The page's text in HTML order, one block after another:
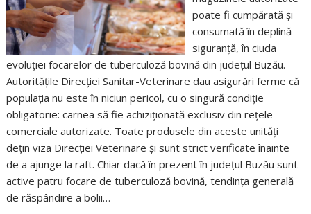
poate fi cumpărată și
consumată în deplină
siguranță, în ciuda
evoluției focarelor de tuberculoză bovină din județul Buzău.
Autoritățile Direcției Sanitar-Veterinare dau asigurări ferme că
populația nu este în niciun pericol, cu o singură condiție
obligatorie: carnea să fie achiziționată exclusiv din rețele
comerciale autorizate. Toate produsele din aceste unități
dețin viza Direcției Veterinare și sunt strict verificate înainte
de a ajunge la raft. Chiar dacă în prezent în județul Buzău sunt
active patru focare de tuberculoză bovină, tendința generală
de răspândire a bolii…